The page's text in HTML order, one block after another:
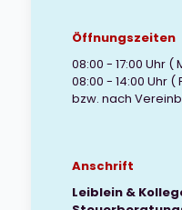
Öffnungszeiten
08:00 - 17:00 Uhr (
08:00 - 14:00 Uhr (
bzw. nach
Anschrift
Leiblein &